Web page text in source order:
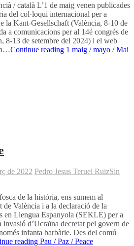
/ català L’1 de maig venen publicades
del col·loqui internacional per a
la Kant-Gesellschaft (València, 8-10 de
a comunicacions per al 14é congrés de
8-13 de setembre del 2024) i el web
Continue reading 1 maig / mayo / Mai
de 2022 Pedro Jesus Teruel RuizSin
de la història, ens sumem al
València i a la declaració de la
en Llengua Espanyola (SEKLE) per a
invasió d’Ucraïna decretat pel govern de
infanta barbàrie. Des del comú
reading Pau / Paz / Peace